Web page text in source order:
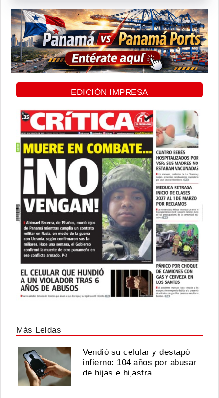
EDICIÓN IMPRESA
Más Leídas
Vendió su celular y destapó
infierno: 104 años por abusar
de hijas e hijastra